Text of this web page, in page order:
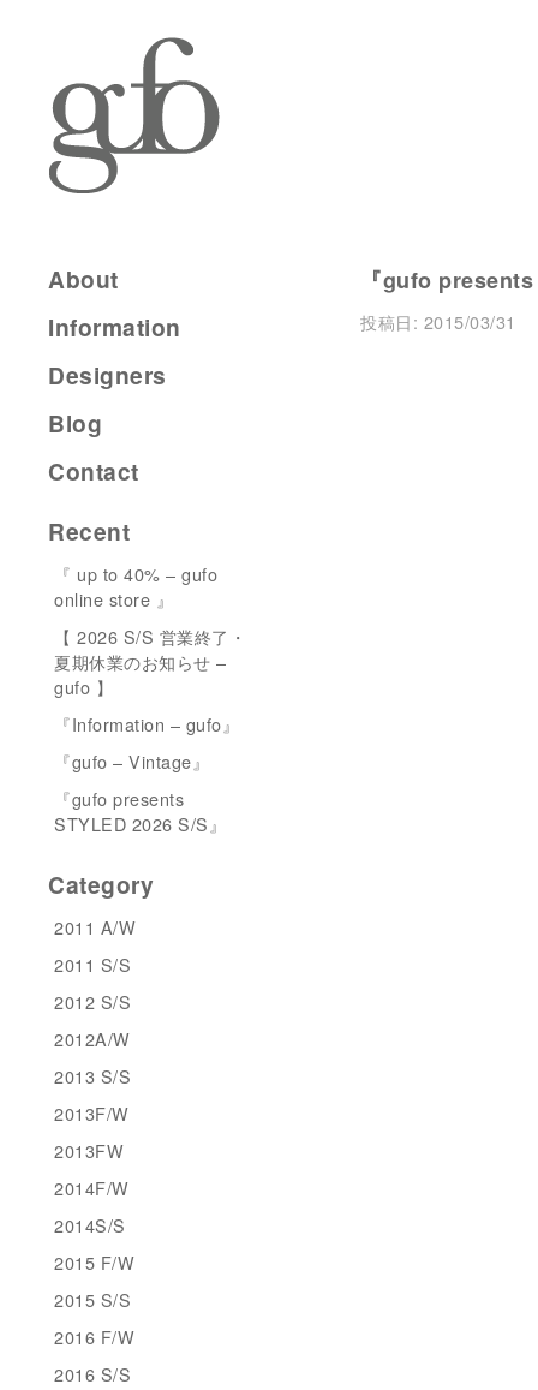
『gufo
投稿日: 2015/03/31
About
Information
Designers
Blog
Contact
Recent
『 up to 40% – gufo
online store 』
【 2026 S/S 営業終了・
夏期休業のお知らせ –
gufo 】
『Information – gufo』
『gufo – Vintage』
『gufo presents
STYLED 2026 S/S』
Category
2011 A/W
2011 S/S
2012 S/S
2012A/W
2013 S/S
2013F/W
2013FW
2014F/W
2014S/S
2015 F/W
2015 S/S
2016 F/W
2016 S/S